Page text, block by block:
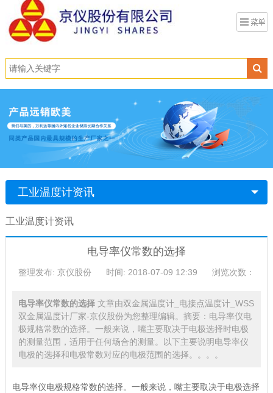
工业温度计资讯
工业温度计资讯
电导率仪常数的选择
整理发布: 京仪股份 时间: 2018-07-09 12:39 浏览次数：
电导率仪常数的选择 文章由双金属温度计_电接点温度计_WSS
双金属温度计厂家-京仪股份为您整理编辑。摘要：电导率仪电
极规格常数的选择。一般来说，嘴主要取决于电极选择时电极
的测量范围，适用于任何场合的测量。以下主要说明电导率仪
电极的选择和电极常数对应的电极范围的选择。。。。
电导率仪电极规格常数的选择。一般来说，嘴主要取决于电极选择